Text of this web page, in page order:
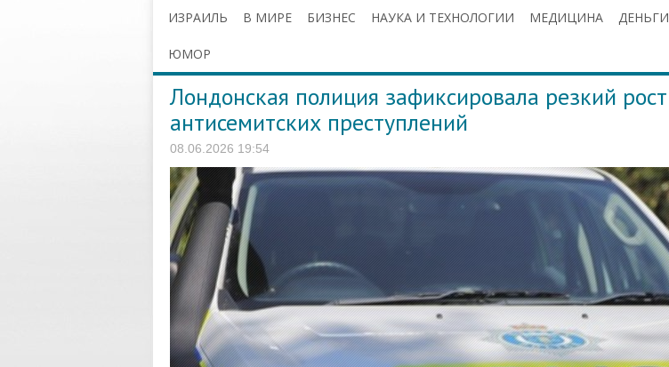
ИЗРАИЛЬ В МИРЕ БИЗНЕС НАУКА И ТЕХНОЛОГИИ МЕДИЦИНА ДЕНЬГИ
ЮМОР
Лондонская полиция зафиксировала резкий рост
антисемитских преступлений
08.06.2026 19:54